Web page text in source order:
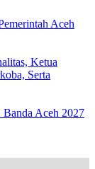
Aceh
Ketua
Serta
Aceh 2027